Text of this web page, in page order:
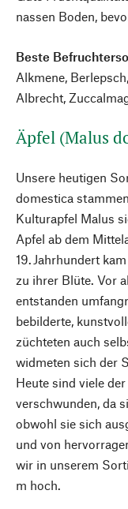
nassen Boden,
Beste
Alkmene,
Albrecht,
Äpfel (Malus
Unsere heutigen
domestica
Kulturapfel Malus
Apfel ab dem
19. Jahrhundert
zu ihrer Blüte. Vor
entstanden
bebilderte,
züchteten auch
widmeten sich der
Heute sind viele
verschwunden, da
obwohl sie sich
und von
wir in unserem
m hoch.